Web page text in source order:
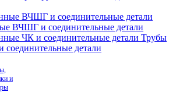
ВЧШГ и соединительные детали
Трубы
детали
и